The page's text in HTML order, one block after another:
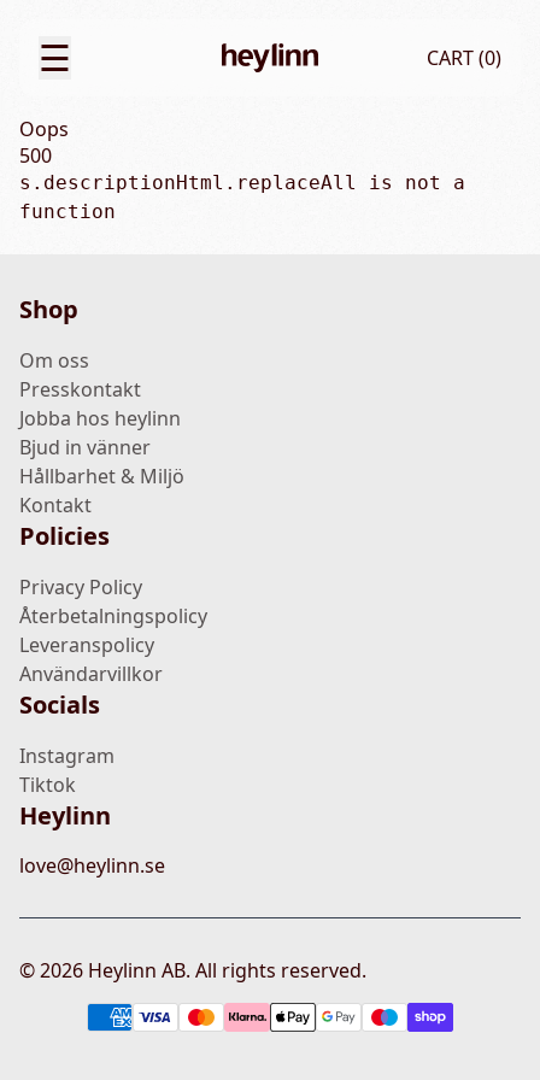
☰ CART (0)
Oops
500
s.descriptionHtml.replaceAll is not a
function
Shop
Om oss
Presskontakt
Jobba hos heylinn
Bjud in vänner
Hållbarhet & Miljö
Kontakt
Policies
Privacy Policy
Återbetalningspolicy
Leveranspolicy
Användarvillkor
Socials
Instagram
Tiktok
Heylinn
love@heylinn.se
©2026 Heylinn AB. All rights reserved.